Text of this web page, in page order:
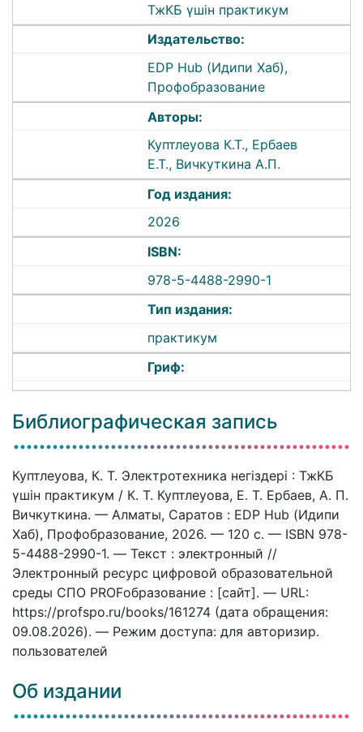
ТжКБ үшін практикум
Издательство:
EDP Hub (Идипи Хаб),
Профобразование
Авторы:
Куптлеуова К.Т., Ербаев
Е.Т., Вичкуткина А.П.
Год издания:
2026
ISBN:
978-5-4488-2990-1
Тип издания:
практикум
Гриф:
Библиографическая запись
Куптлеуова, К. Т. Электротехника негіздері : ТжКБ
үшін практикум / К. Т. Куптлеуова, Е. Т. Ербаев, А. П.
Вичкуткина. — Алматы, Саратов : EDP Hub (Идипи
Хаб), Профобразование, 2026. — 120 c. — ISBN 978-
5-4488-2990-1. — Текст : электронный //
Электронный ресурс цифровой образовательной
среды СПО PROFобразование : [сайт]. — URL:
https://profspo.ru/books/161274 (дата обращения:
09.08.2026). — Режим доступа: для авторизир.
пользователей
Об издании